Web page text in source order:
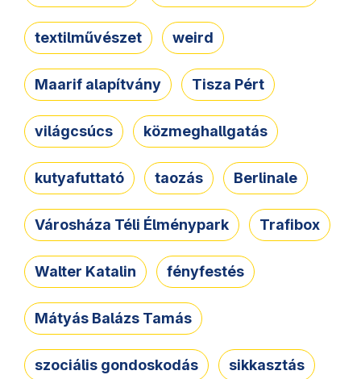
textilművészet weird
Maarif alapítvány Tisza Pért
világcsúcs közmeghallgatás
kutyafuttató taozás Berlinale
Városháza Téli Élménypark Trafibox
Walter Katalin fényfestés
Mátyás Balázs Tamás
szociális gondoskodás sikkasztás